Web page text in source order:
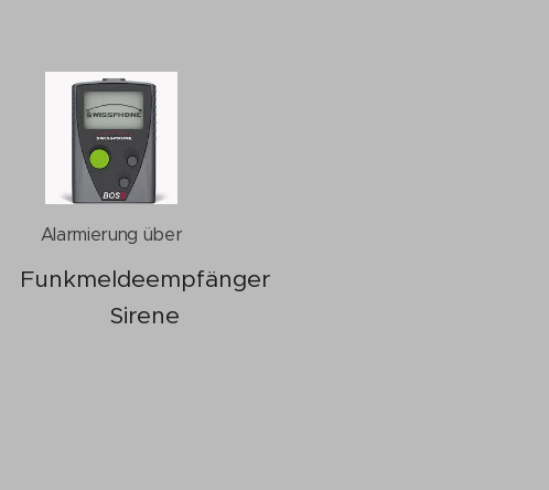
Alarmierung über
Funkmeldeempfänger
Sirene